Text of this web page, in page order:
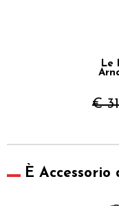
Le
€
È Accessorio